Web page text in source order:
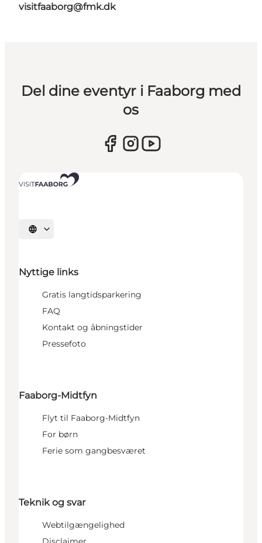
visitfaaborg@fmk.dk
Del dine eventyr i Faaborg med
os
Vælg sprog
Nyttige links
Gratis langtidsparkering
FAQ
Kontakt og åbningstider
Pressefoto
Faaborg-Midtfyn
Flyt til Faaborg-Midtfyn
For børn
Ferie som gangbesværet
Teknik og svar
Webtilgængelighed